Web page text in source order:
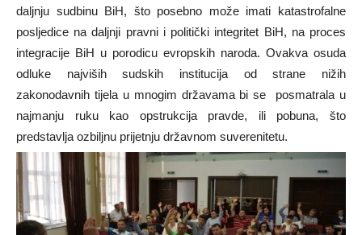
daljnju sudbinu BiH, što posebno može imati katastrofalne
posljedice na daljnji pravni i politički integritet BiH, na proces
integracije BiH u porodicu evropskih naroda. Ovakva osuda
odluke najviših sudskih institucija od strane nižih
zakonodavnih tijela u mnogim državama bi se posmatrala u
najmanju ruku kao opstrukcija pravde, ili pobuna, što
predstavlja ozbiljnu prijetnju državnom suverenitetu.